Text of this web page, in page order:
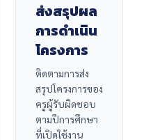
ส่งสรุปผล
การดำเนิน
โครงการ
ติดตามการส่ง
สรุปโครงการของ
ครูผู้รับผิดชอบ
ตามปีการศึกษา
ที่เปิดใช้งาน